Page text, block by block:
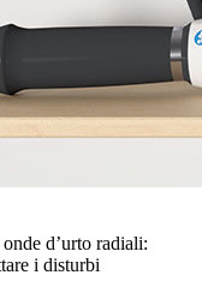
d’urto radiali:
i disturbi